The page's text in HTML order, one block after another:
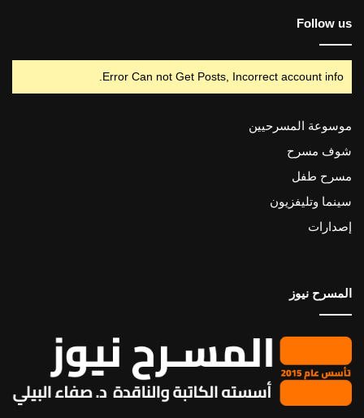
Follow us
Error Can not Get Posts, Incorrect account info.
موسوعة المسرحيين
شوف مسرح
مسرح طفل
سينما وتليفزيون
إصدارات
المسرح نيوز